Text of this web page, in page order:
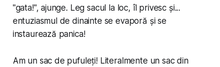
"gata!", ajunge. Leg sacul la loc, îl privesc și...
entuziasmul de dinainte se evaporă și se
instaurează panica!
Am un sac de pufuleți! Literalmente un sac din